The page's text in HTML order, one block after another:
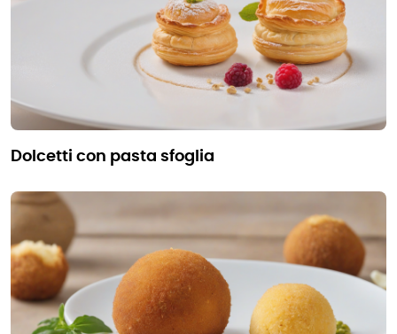
dolcetti con pasta sfoglia